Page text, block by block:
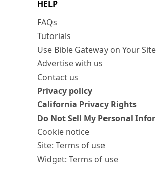
HELP
FAQs
Tutorials
Use Bible Gateway on Your Site
Advertise with us
Contact us
Privacy policy
California Privacy Rights
Do Not Sell My Personal
Cookie notice
Site: Terms of use
Widget: Terms of use